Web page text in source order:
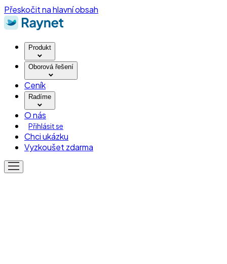
Přeskočit na hlavní obsah
Produkt
Oborová řešení
Ceník
Radíme
O nás
Přihlásit se
Chci ukázku
Vyzkoušet zdarma